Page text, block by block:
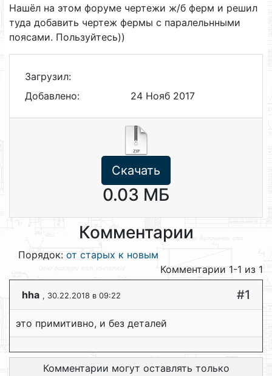
Нашёл на этом форуме чертежи ж/б ферм и решил
туда добавить чертеж фермы с паралельнными
поясами. Пользуйтесь))
Загрузил:
Добавлено:
24 Нояб 2017
Скачать
0.03 МБ
Комментарии
Порядок: от старых к новым
Комментарии 1-1 из 1
hha , 30.22.2018 в 09:22 #1
это примитивно, и без деталей
Комментарии могут оставлять только